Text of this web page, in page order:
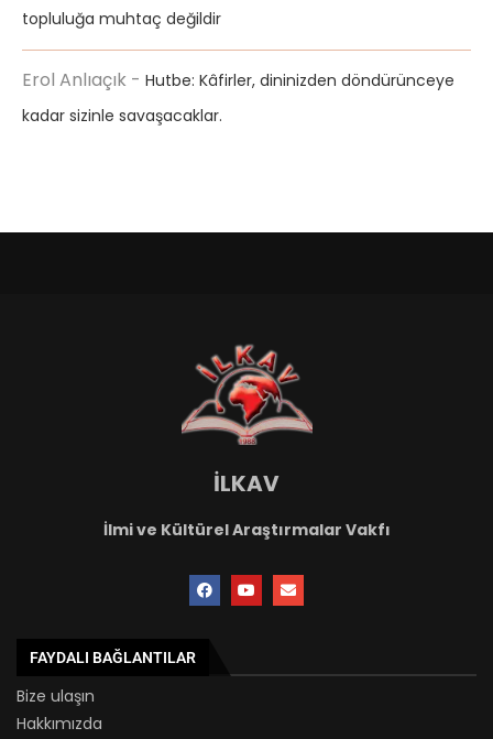
topluluğa muhtaç değildir
Erol Anlıaçık - Hutbe: Kâfirler, dininizden döndürünceye
kadar sizinle savaşacaklar.
İLKAV
İlmi ve Kültürel Araştırmalar Vakfı
FAYDALI BAĞLANTILAR
Bize ulaşın
Hakkımızda